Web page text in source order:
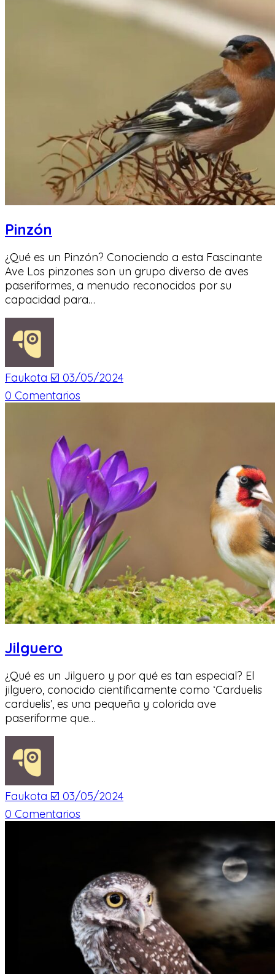
Pinzón
¿Qué es un Pinzón? Conociendo a esta Fascinante
Ave Los pinzones son un grupo diverso de aves
paseriformes, a menudo reconocidos por su
capacidad para…
Faukota ☑️ 03/05/2024
0 Comentarios
Jilguero
¿Qué es un Jilguero y por qué es tan especial? El
jilguero, conocido científicamente como ‘Carduelis
carduelis’, es una pequeña y colorida ave
paseriforme que…
Faukota ☑️ 03/05/2024
0 Comentarios